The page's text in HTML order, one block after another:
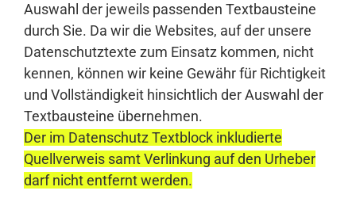
Auswahl der jeweils passenden Textbausteine
durch Sie. Da wir die Websites, auf der unsere
Datenschutztexte zum Einsatz kommen, nicht
kennen, können wir keine Gewähr für Richtigkeit
und Vollständigkeit hinsichtlich der Auswahl der
Textbausteine übernehmen.
Der im Datenschutz Textblock inkludierte
Quellverweis samt Verlinkung auf den Urheber
darf nicht entfernt werden.